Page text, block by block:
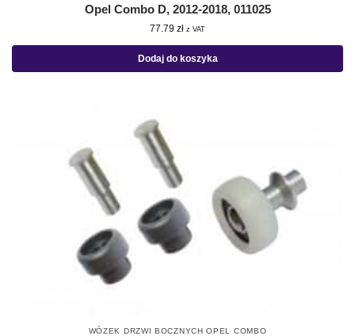
Opel Combo D, 2012-2018, 011025
77.79 zł z VAT
Dodaj do koszyka
WÓZEK DRZWI BOCZNYCH OPEL COMBO